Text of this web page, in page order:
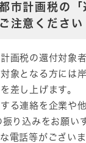
市計画税の「
注意ください
画税の還付対象
象となる方には
差し上げます。
る連絡を企業や
り込みをお願い
電話等がござい